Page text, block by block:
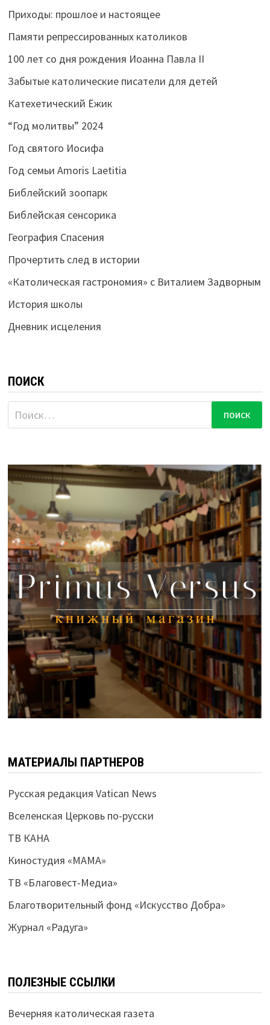
Приходы: прошлое и настоящее
Памяти репрессированных католиков
100 лет со дня рождения Иоанна Павла II
Забытые католические писатели для детей
Катехетический Ёжик
“Год молитвы” 2024
Год святого Иосифа
Год семьи Amoris Laetitia
Библейский зоопарк
Библейская сенсорика
География Спасения
Прочертить след в истории
«Католическая гастрономия» с Виталием Задворным
История школы
Дневник исцеления
ПОИСК
Найти:
МАТЕРИАЛЫ ПАРТНЕРОВ
Русская редакция Vatican News
Вселенская Церковь по-русски
ТВ КАНА
Киностудия «МАМА»
ТВ «Благовест-Медиа»
Благотворительный фонд «Искусство Добра»
Журнал «Радуга»
ПОЛЕЗНЫЕ ССЫЛКИ
Вечерняя католическая газета